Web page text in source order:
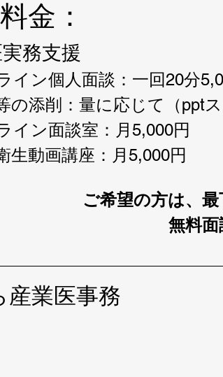
金：
務支援​
イン個人面談：一回20分
の添削：量に応じて（ppt
イン面談室：月5,000円
生動画講座：月5,000円
ご希望の方は、
無料面
産業医事務